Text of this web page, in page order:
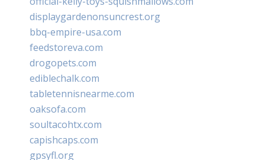
displaygardenonsuncrest.org
bbq-empire-usa.com
feedstoreva.com
drogopets.com
ediblechalk.com
tabletennisnearme.com
oaksofa.com
soultacohtx.com
capishcaps.com
gpsyfl.org